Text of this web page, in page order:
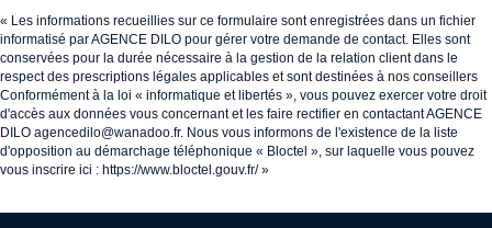
« Les informations recueillies sur ce formulaire sont enregistrées dans un fichier
informatisé par AGENCE DILO pour gérer votre demande de contact. Elles sont
conservées pour la durée nécessaire à la gestion de la relation client dans le
respect des prescriptions légales applicables et sont destinées à nos conseillers
Conformément à la loi « informatique et libertés », vous pouvez exercer votre droit
d'accès aux données vous concernant et les faire rectifier en contactant AGENCE
DILO agencedilo@wanadoo.fr. Nous vous informons de l'existence de la liste
d'opposition au démarchage téléphonique « Bloctel », sur laquelle vous pouvez
vous inscrire ici : https://www.bloctel.gouv.fr/»